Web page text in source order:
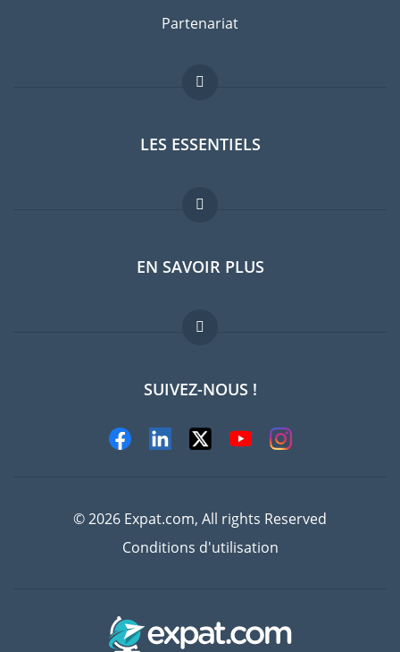
Partenariat
LES ESSENTIELS
Forum expatriés
Guides pays
Offres d'emploi
EN SAVOIR PLUS
FAQ
Experts
SUIVEZ-NOUS !
© 2026 Expat.com, All rights Reserved
Conditions d'utilisation